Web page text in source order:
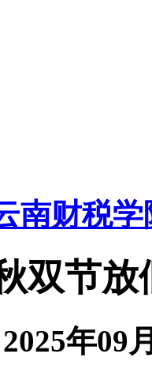
南财税学
双节放
2025年09